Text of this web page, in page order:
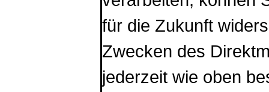
für die Zukunft
Zwecken des
jederzeit wie oben